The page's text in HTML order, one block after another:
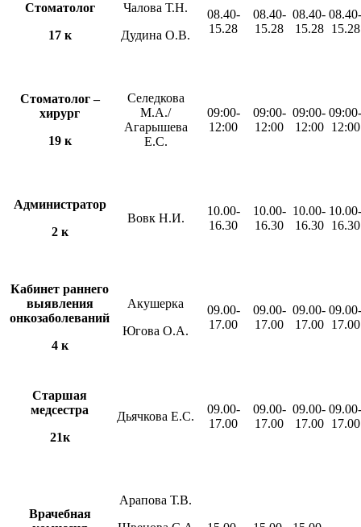
Стоматолог
17 к
Чалова Т.Н.
Дудина О.В.
08.40-
15.28
08.40-
15.28
08.40-
15.28
08.40-
15.28
Стоматолог –
хирург
19 к
Селедкова
М.А./
Агарышева
Е.С.
09:00-
12:00
09:00-
12:00
09:00-
12:00
09:00-
12:00
Администратор
2 к
Вовк Н.И.
10.00-
16.30
10.00-
16.30
10.00-
16.30
10.00-
16.30
Кабинет раннего
выявления
онкозаболеваний
4 к
Акушерка
Югова О.А.
09.00-
17.00
09.00-
17.00
09.00-
17.00
09.00-
17.00
Старшая
медсестра
21к
Дьячкова Е.С.
09.00-
17.00
09.00-
17.00
09.00-
17.00
09.00-
17.00
Врачебная
Арапова Т.В.